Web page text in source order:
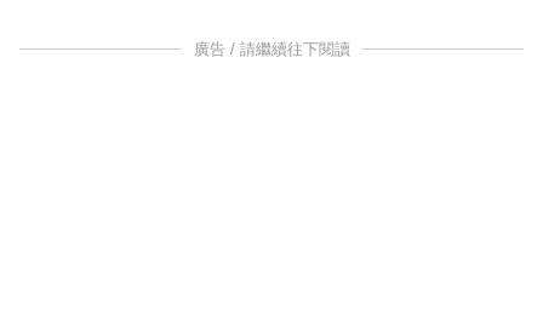
廣告 / 請繼續往下閱讀